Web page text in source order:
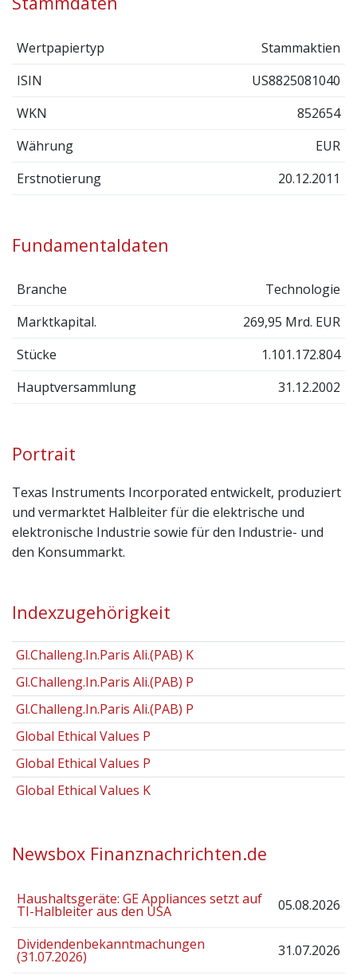
Wertpapiertyp
Stammaktien
ISIN
US8825081040
WKN
852654
Währung
EUR
Erstnotierung
20.12.2011
Fundamentaldaten
Branche
Technologie
Marktkapital.
269,95 Mrd. EUR
Stücke
1.101.172.804
Hauptversammlung
31.12.2002
Portrait
Texas Instruments Incorporated entwickelt, produziert
und vermarktet Halbleiter für die elektrische und
elektronische Industrie sowie für den Industrie- und
den Konsummarkt.
Indexzugehörigkeit
Gl.Challeng.In.Paris Ali.(PAB) K
Gl.Challeng.In.Paris Ali.(PAB) P
Gl.Challeng.In.Paris Ali.(PAB) P
Global Ethical Values P
Global Ethical Values P
Global Ethical Values K
Newsbox Finanznachrichten.de
Haushaltsgeräte: GE Appliances setzt auf
TI-Halbleiter aus den USA 05.08.2026
Dividendenbekanntmachungen
(31.07.2026) 31.07.2026